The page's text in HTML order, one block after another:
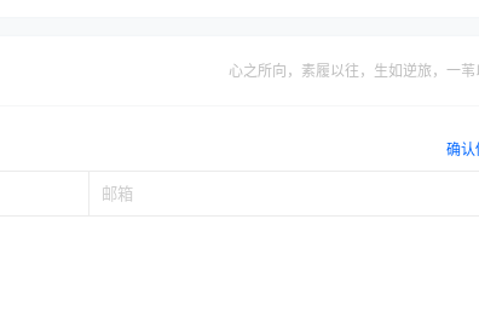
心之所向，素履以往，生如逆旅，一苇
确认